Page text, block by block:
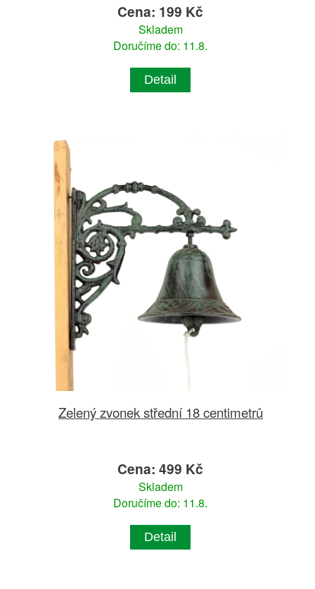
Cena: 199 Kč
Skladem
Doručíme do: 11.8.
Detail
Zelený zvonek střední 18 centimetrů
Cena: 499 Kč
Skladem
Doručíme do: 11.8.
Detail